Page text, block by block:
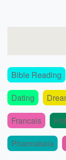
Bible Reading
Dating
Francais
Pharmakeia